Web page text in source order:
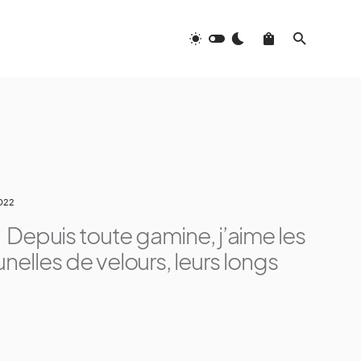
Depuis toute gamine, j’aime les
de velours, leurs longs